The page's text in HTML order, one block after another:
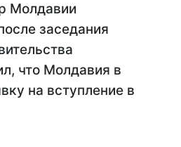
Молдавии
заседания
что Молдавия в
на вступление в